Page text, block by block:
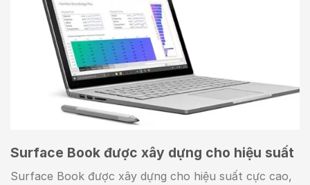
Surface Book được xây dựng cho hiệu suất
Surface Book được xây dựng cho hiệu suất cực cao,